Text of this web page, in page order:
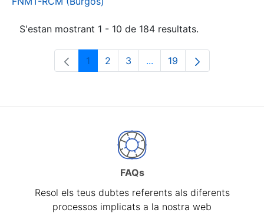
S'estan mostrant 1 - 10 de 184 resultats.
Pàgina
1 Pàgina
2 Pàgina
3 ...Pàgines intermèdies
Pàgina
19
FAQs
Resol els teus dubtes referents als diferents
processos implicats a la nostra web